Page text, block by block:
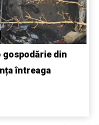
gospodărie din
întreaga